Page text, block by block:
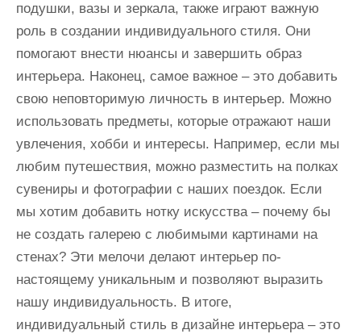
подушки, вазы и зеркала, также играют важную
роль в создании индивидуального стиля. Они
помогают внести нюансы и завершить образ
интерьера. Наконец, самое важное – это добавить
свою неповторимую личность в интерьер. Можно
использовать предметы, которые отражают наши
увлечения, хобби и интересы. Например, если мы
любим путешествия, можно разместить на полках
сувениры и фотографии с наших поездок. Если
мы хотим добавить нотку искусства – почему бы
не создать галерею с любимыми картинами на
стенах? Эти мелочи делают интерьер по-
настоящему уникальным и позволяют выразить
нашу индивидуальность. В итоге,
индивидуальный стиль в дизайне интерьера – это